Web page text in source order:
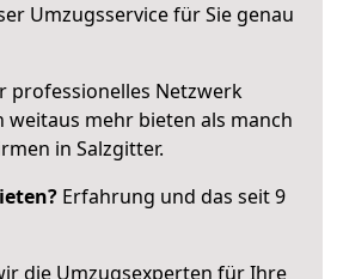
Umzugsservice für Sie genau
professionelles Netzwerk
weitaus mehr bieten als manch
in Salzgitter.
Erfahrung und das seit 9
die Umzugsexperten für Ihre